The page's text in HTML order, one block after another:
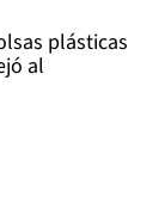
plásticas
al